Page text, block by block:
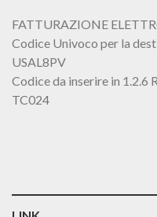
FATTURAZIONE
Codice Univoco per la
USAL8PV
Codice da inserire in
TC024